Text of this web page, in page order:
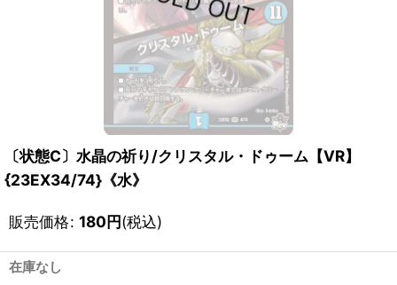
〔状態C〕水晶の祈り/クリスタル・ドゥーム【VR】
{23EX34/74}《水》
販売価格: 180円(税込)
在庫なし